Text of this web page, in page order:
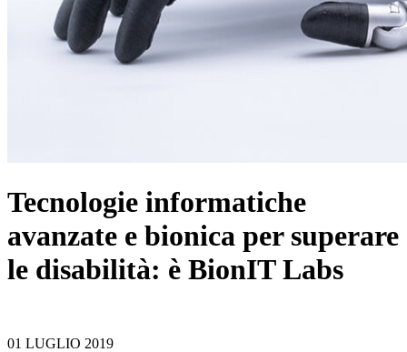
Tecnologie informatiche
avanzate e bionica per superare
le disabilità: è BionIT Labs
01 LUGLIO 2019